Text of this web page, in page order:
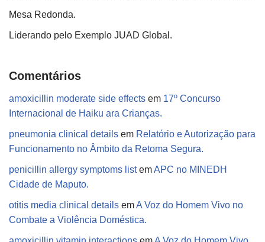
Mesa Redonda.
Liderando pelo Exemplo JUAD Global.
Comentários
amoxicillin moderate side effects em 17º Concurso
Internacional de Haiku ara Crianças.
pneumonia clinical details em Relatório e Autorização para
Funcionamento no Âmbito da Retoma Segura.
penicillin allergy symptoms listemAPC no MINEDH
Cidade de Maputo.
otitis media clinical details emA Voz do Homem Vivo no
Combate a Violência Doméstica.